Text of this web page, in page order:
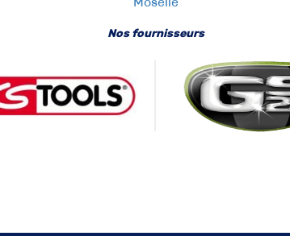
Nos fournisseurs